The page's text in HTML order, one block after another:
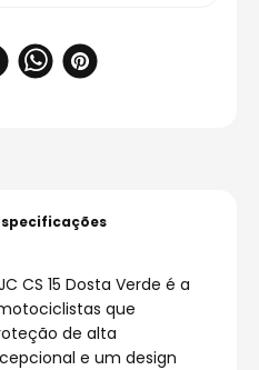
CS 15 Dosta Verde é a
que
de alta
e um design